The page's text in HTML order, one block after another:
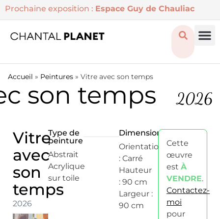
Prochaine exposition : Espace Guy de Chauliac
Accueil » Peintures » Vitre avec son temps
son temps 2026
Vitre
avec
son
temps
2026
Type de
peinture
Abstrait
Acrylique
sur toile
Dimensions
Orientation
: Carré
Hauteur
: 90 cm
Largeur :
90 cm
Cette
œuvre
estÀ
VENDRE.
Contactez-
moi
pour